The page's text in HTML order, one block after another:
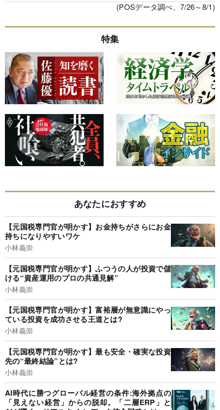
(POSデータ調べ、7/26～8/1)
特集
あなたにおすすめ
【元国税専門官が明かす】お金持ちがさらにお金
持ちになりやすいワケ
小林義崇
【元国税専門官が明かす】ふつうの人が投資で儲
ける“資産運用のプロの共通見解”
小林義崇
【元国税専門官が明かす】富裕層が無意識にやっ
ている投資を成功させる王道とは?
小林義崇
【元国税専門官が明かす】最も安全・確実な投資
先の“最終結論”とは?
小林義崇
AI時代に勝つグローバル経営の条件:海外拠点の
「見えない経営」からの脱却。「二層ERP」と